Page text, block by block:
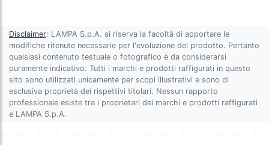
Disclaimer: LAMPA S.p.A. si riserva la facoltà di apportare le
modifiche ritenute necessarie per l'evoluzione del prodotto. Pertanto
qualsiasi contenuto testuale o fotografico è da considerarsi
puramente indicativo. Tutti i marchi e prodotti raffigurati in questo
sito sono utilizzati unicamente per scopi illustrativi e sono di
esclusiva proprietà dei rispettivi titolari. Nessun rapporto
professionale esiste tra i proprietari dei marchi e prodotti raffigurati
e LAMPA S.p.A.